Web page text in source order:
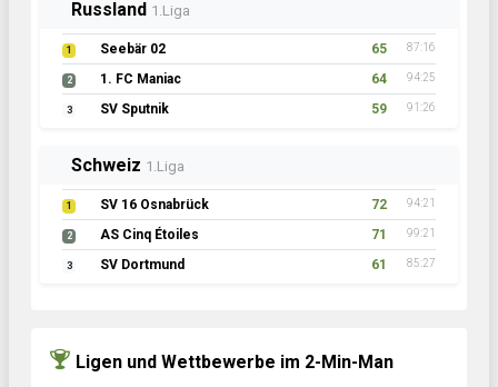
Russland 1.Liga
1 Seebär 02 65 87:16
2 1. FC Maniac 64 94:25
3 SV Sputnik 59 91:26
Schweiz 1.Liga
1 SV 16 Osnabrück 72 94:21
2 AS Cinq Étoiles 71 99:21
3 SV Dortmund 61 85:27
Ligen und Wettbewerbe im 2-Min-Man